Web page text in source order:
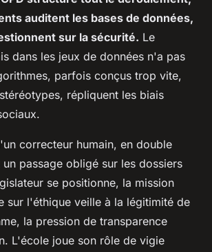
auditent les bases de données,
sur la sécurité. Le
dans les jeux de données n'a pas
parfois conçus trop vite,
répliquent les biais
correcteur humain, en double
passage obligé sur les dossiers
se positionne, la mission
sur l'éthique veille à la légitimité de
la pression de transparence
L'école joue son rôle de vigie